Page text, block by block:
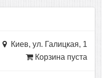
Киев, ул. Галицкая, 1
Корзина пуста